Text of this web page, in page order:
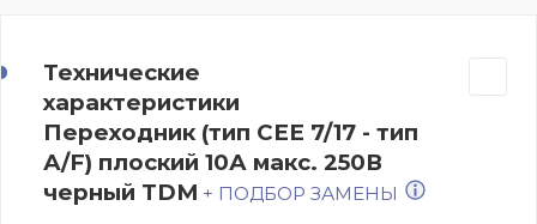
Технические
характеристики
Переходник (тип CEE 7/17 - тип
А/F) плоский 10А макс. 250В
черный TDM + ПОДБОР ЗАМЕНЫ